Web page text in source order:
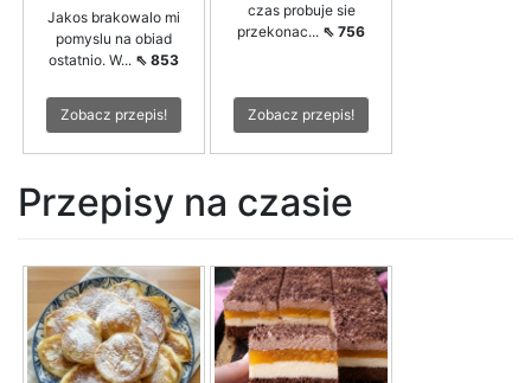
Jakos brakowalo mi
pomyslu na obiad
ostatnio. W... ⇖ 853
Zobacz przepis!
czas probuje sie
przekonac... ⇖ 756
Zobacz przepis!
Przepisy na czasie